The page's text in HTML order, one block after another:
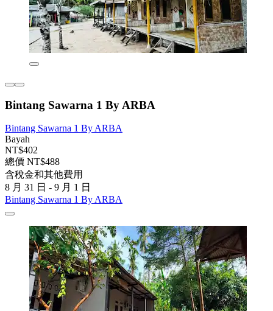
Bintang Sawarna 1 By ARBA
Bintang Sawarna 1 By ARBA
Bayah
NT$402
總價 NT$488
含稅金和其他費用
8 月 31 日 - 9 月 1 日
Bintang Sawarna 1 By ARBA